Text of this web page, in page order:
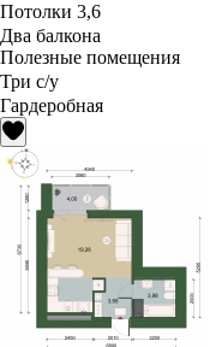
Потолки 3,6
Два балкона
Полезные помещения
Три с/у
Гардеробная